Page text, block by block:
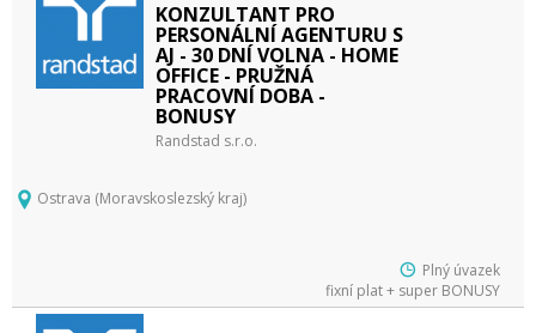
KONZULTANT PRO
PERSONÁLNÍ AGENTURU S
AJ - 30 DNÍ VOLNA - HOME
OFFICE - PRUŽNÁ
PRACOVNÍ DOBA -
BONUSY
Randstad s.r.o.
Ostrava (Moravskoslezský kraj)
Plný úvazek
fixní plat + super BONUSY